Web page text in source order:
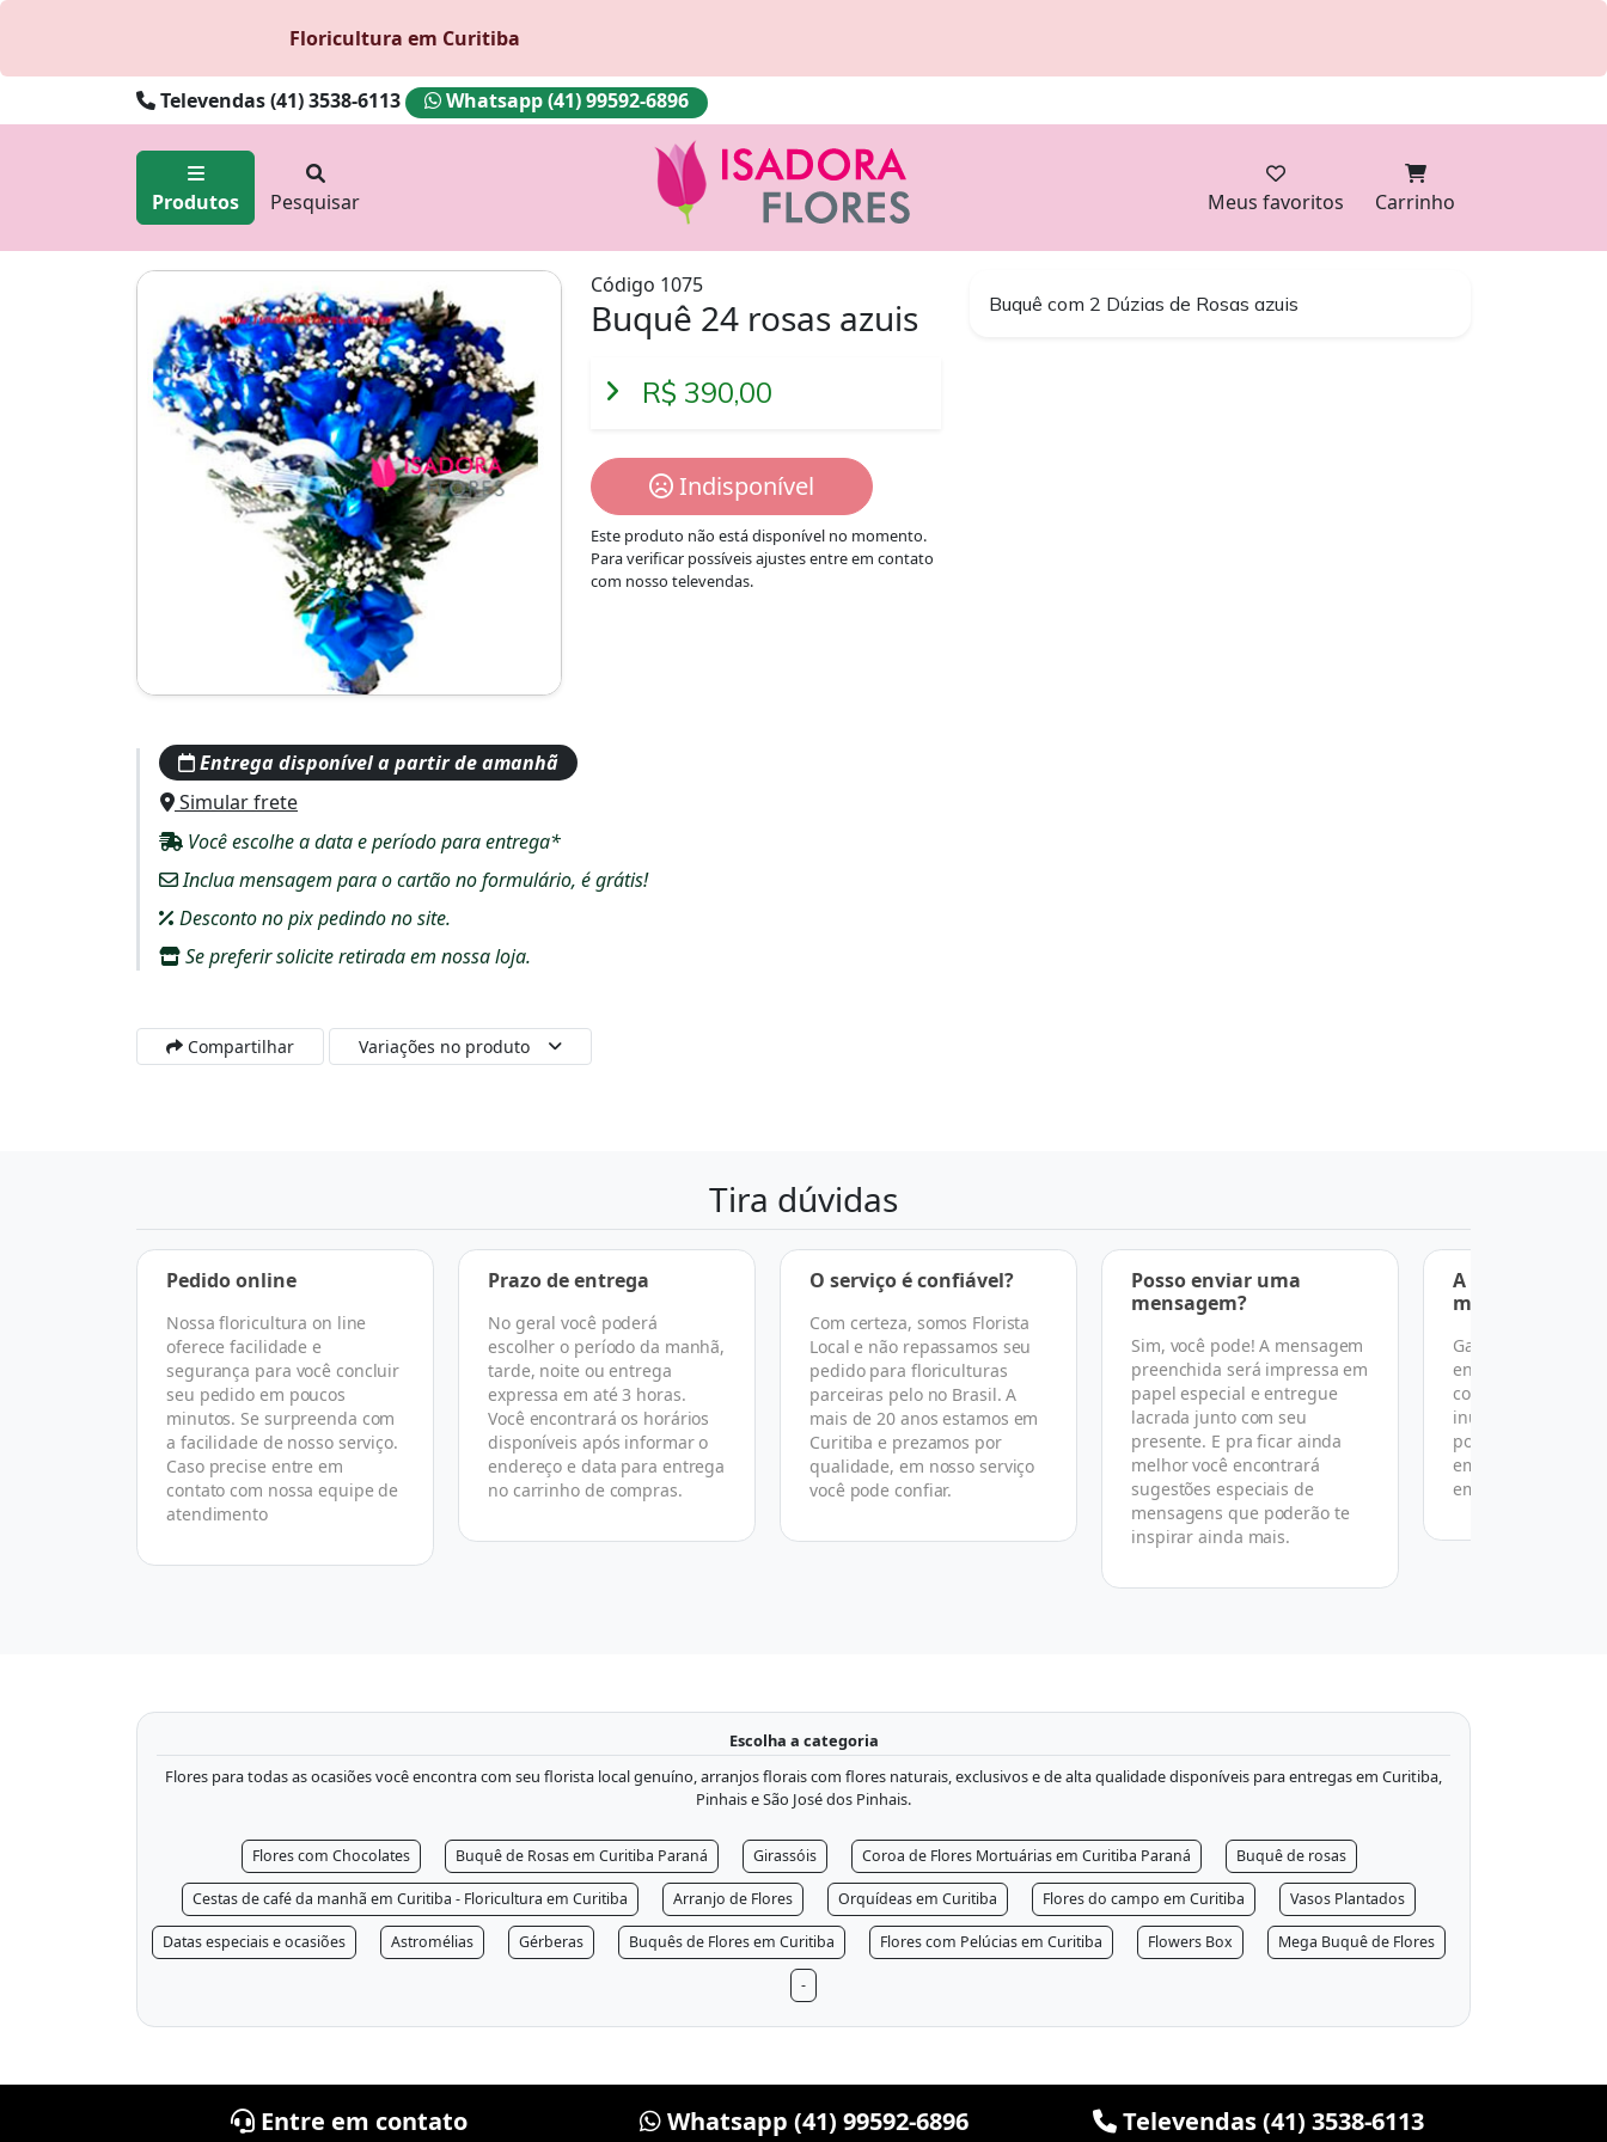
Floricultura em Curitiba
Televendas (41) 3538-6113 Whatsapp (41) 99592-6896
Produtos Pesquisar Meus favoritos Carrinho
Código 1075
Buquê 24 rosas azuis
R$ 390,00
Indisponível
Este produto não está disponível no momento.
Para verificar possíveis ajustes entre em contato
com nosso televendas.
Buquê com 2 Dúzias de Rosas azuis
Entrega disponível a partir de amanhã
Simular frete
Você escolhe a data e período para entrega*
Inclua mensagem para o cartão no formulário, é grátis!
Desconto no pix pedindo no site.
Se preferir solicite retirada em nossa loja.
Compartilhar Variações no produto
Tira dúvidas
Pedido online
Nossa floricultura on line
oferece facilidade e
segurança para você concluir
seu pedido em poucos
minutos. Se surpreenda com
a facilidade de nosso serviço.
Caso precise entre em
contato com nossa equipe de
atendimento
Prazo de entrega
No geral você poderá
escolher o período da manhã,
tarde, noite ou entrega
expressa em até 3 horas.
Você encontrará os horários
disponíveis após informar o
endereço e data para entrega
no carrinho de compras.
O serviço é confiável?
Com certeza, somos Florista
Local e não repassamos seu
pedido para floriculturas
parceiras pelo no Brasil. A
mais de 20 anos estamos em
Curitiba e prezamos por
qualidade, em nosso serviço
você pode confiar.
Posso enviar uma
mensagem?
Sim, você pode! A mensagem
preenchida será impressa em
papel especial e entregue
lacrada junto com seu
presente. E pra ficar ainda
melhor você encontrará
sugestões especiais de
mensagens que poderão te
inspirar ainda mais.
A entrega é
mãos?
Garantimos a
endereço, data e
combinado, mas
inúmeras razões
podemos garantir
em mãos
em nosso termo
Escolha a categoria
Flores para todas as ocasiões você encontra com seu florista local genuíno, arranjos florais com flores naturais, exclusivos e de alta qualidade disponíveis para entregas em Curitiba,
Pinhais e São José dos Pinhais.
Flores com Chocolates Buquê de Rosas em Curitiba Paraná Girassóis Coroa de Flores Mortuárias em Curitiba Paraná Buquê de rosas
Cestas de café da manhã em Curitiba - Floricultura em Curitiba Arranjo de Flores Orquídeas em Curitiba Flores do campo em Curitiba Vasos Plantados
Datas especiais e ocasiões Astromélias Gérberas Buquês de Flores em Curitiba Flores com Pelúcias em Curitiba Flowers Box Mega Buquê de Flores
-
Entre em contato Whatsapp (41) 99592-6896 Televendas (41) 3538-6113